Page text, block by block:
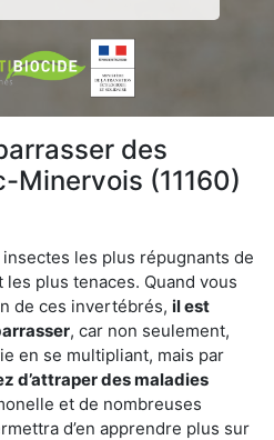
des
Minervois (11160)
les plus répugnants de
plus tenaces. Quand vous
de ces invertébrés, il est
, car non seulement,
en se multipliant, mais par
d’attraper des maladies
et de nombreuses
d’en apprendre plus sur